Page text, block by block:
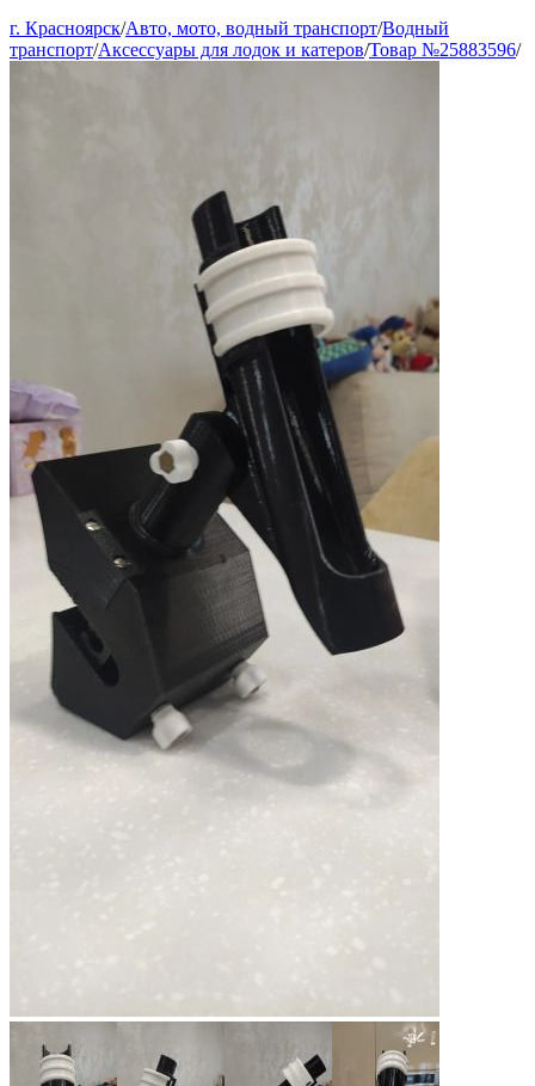
г. Красноярск/Авто, мото, водный транспорт/Водный
транспорт/Аксессуары для лодок и катеров/Товар №25883596/